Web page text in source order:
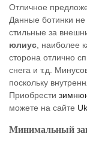
Отличное
Данные ботинки
стильные за
юлиус , наиболее
сторона отлично
снега и т.д.
поскольку
Приобрести
можете на сайте
Минимальный